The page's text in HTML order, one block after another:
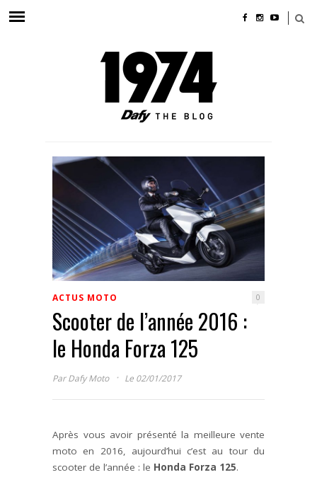
ACTUS MOTO 0
Scooter de l’année 2016 :
le Honda Forza 125
ParDafy Moto · Le 02/01/2017
Après vous avoir présenté la meilleure vente
moto en 2016, aujourd’hui c’est au tour du
scooter de l’année : le Honda Forza 125.